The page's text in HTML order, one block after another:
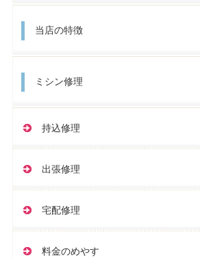
当店の特徴
ミシン修理
持込修理
出張修理
宅配修理
料金のめやす